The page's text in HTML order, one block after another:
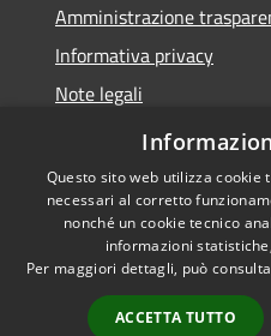
Amministrazione
Informativa privacy
Note legali
Dichiarazione di
Accessibilità
Questo sito web utilizza
necessari al corretto
nonché un cookie tecnico
informazioni
Per maggiori dettagli, può
ACCETTA TUTTO